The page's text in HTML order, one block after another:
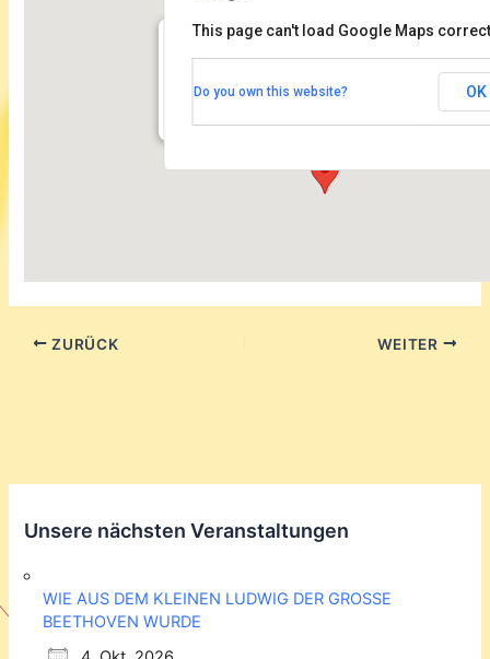
Herbert von Karajan Straße 1 - Berlin
This page can't load Google Maps
Do you own this website? OK
ZURÜCK WEITER
Unsere nächsten Veranstaltungen
WIE AUS DEM KLEINEN LUDWIG DER GROSSE
BEETHOVEN WURDE